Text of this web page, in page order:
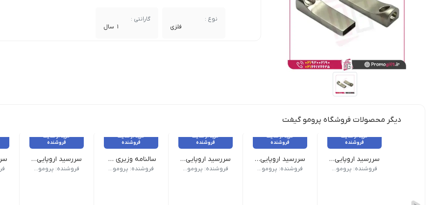
نوع :
فلزی
گارانتی :
1 سال
دیگر محصولات فروشگاه پرومو گیفت
خرید از سایت
فروشنده
سررسید اروپایی کد 309
نوع سررسید (سالنامه) اروپایی | ابعاد 13.5×22 | صفحات روزشمار (جمعه مشترک) | صفحات داخلی دو رنگ
فروشنده: پرومو گیفت
خرید از سایت
فروشنده
سررسید اروپایی کد 308
نوع سررسید (سالنامه) اروپایی | ابعاد 13.5×22 | صفحات روزشمار (جمعه مشترک) | صفحات داخلی دو رنگ
فروشنده: پرومو گیفت
خرید از سایت
فروشنده
سررسید اروپایی کد 306
نوع سررسید (سالنامه) اروپایی | ابعاد 13.5×22 | صفحات روزشمار (جمعه مشترک) | صفحات داخلی دو رنگ
فروشنده: پرومو گیفت
خرید از سایت
فروشنده
سالنامه وزیری کد 125
وع سررسید (سالنامه) وزیری | ابعاد 17×24 صفحات روزشمار (جمعه مشترک) | صفحات داخلی دو رنگ صحافی دوخت | جلد چرم دو تکه تنوع چاپ نقره کوب, حک لیزر, داغی, طلا کوب | رنگبندی طبق تصویر
فروشنده: پرومو گیفت
خرید از سایت
فروشنده
سررسید اروپایی کد 303
نوع سررسید (سالنامه) اروپایی | ابعاد 13.5×22 | صفحات روزشمار (جمعه
فروشنده: پرومو گیفت
نوع